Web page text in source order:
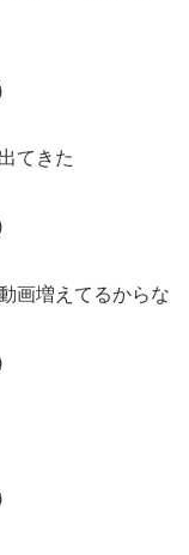
てきた
画増えてるからな